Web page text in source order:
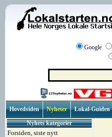
Google
Hovedsiden Nyheter Lokal-Guiden
Nyhets kategorier
Forsiden, siste nytt